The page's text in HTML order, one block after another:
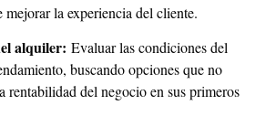
mejorar la experiencia del cliente.
alquiler: Evaluar las condiciones del
buscando opciones que no
rentabilidad del negocio en sus primeros